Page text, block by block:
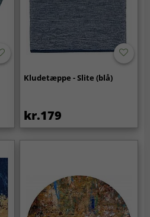
Kludetæppe - Slite (blå)
kr.179